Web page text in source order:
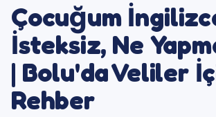
Çocuğum
İsteksiz, Ne
| Bolu'da Veliler
Rehber